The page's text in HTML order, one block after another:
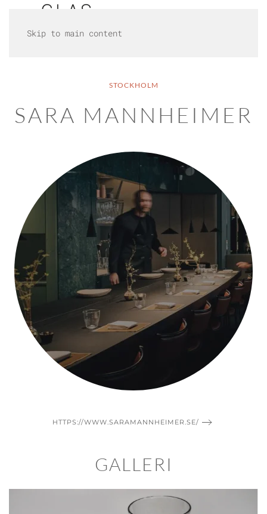
Skip to main content
STOCKHOLM
SARA MANNHEIMER
HTTPS://WWW.SARAMANNHEIMER.SE/
GALLERI